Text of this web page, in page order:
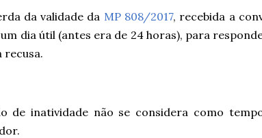
da validade da MP 808/2017, recebida a
dia útil (antes era de 24 horas), para
recusa.
de inatividade não se considera como